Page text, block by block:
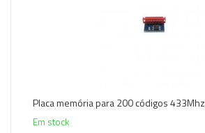
Placa memória para 200 códigos 433Mhz
Em stock